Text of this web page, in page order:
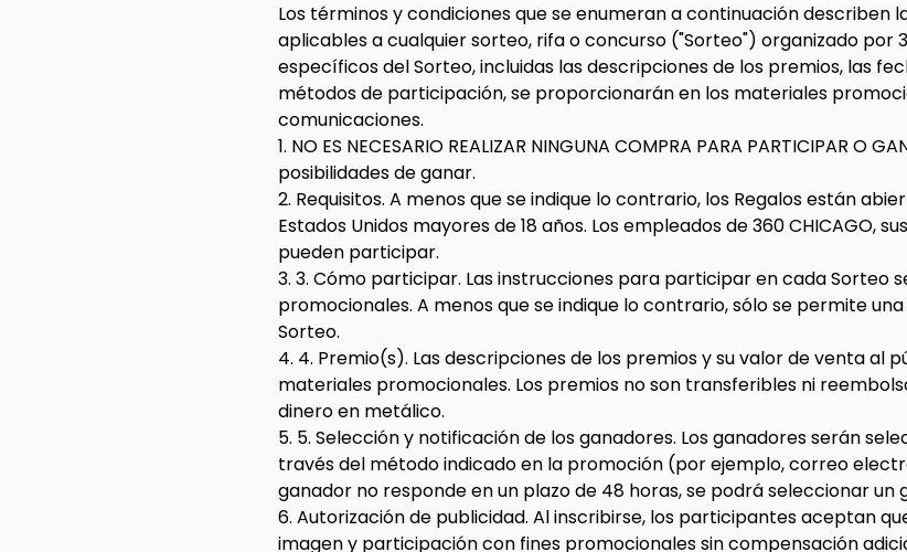
Los términos y condiciones que se enumeran a continuación describen
aplicables a cualquier sorteo, rifa o concurso ("Sorteo") organizado por
específicos del Sorteo, incluidas las descripciones de los premios, las
métodos de participación, se proporcionarán en los materiales
comunicaciones.
1. NO ES NECESARIO REALIZAR NINGUNA COMPRA PARA PARTICIPAR O
posibilidades de ganar.
2. Requisitos. A menos que se indique lo contrario, los Regalos están
Estados Unidos mayores de 18 años. Los empleados de 360 CHICAGO,
pueden participar.
3. 3. Cómo participar. Las instrucciones para participar en cada Sorteo
promocionales. A menos que se indique lo contrario, sólo se permite
Sorteo.
4. 4. Premio(s). Las descripciones de los premios y su valor de venta al
materiales promocionales. Los premios no son transferibles ni
dinero en metálico.
5. 5. Selección y notificación de los ganadores. Los ganadores serán
través del método indicado en la promoción (por ejemplo, correo
ganador no responde en un plazo de 48 horas, se podrá seleccionar un
6. Autorización de publicidad. Al inscribirse, los participantes aceptan
imagen y participación con fines promocionales sin compensación